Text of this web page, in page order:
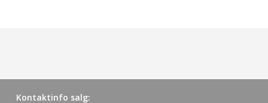
Kontaktinfo salg: